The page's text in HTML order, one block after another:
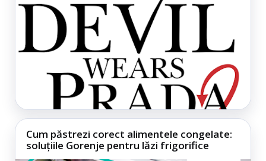
Cum păstrezi corect alimentele congelate:
soluțiile Gorenje pentru lăzi frigorifice